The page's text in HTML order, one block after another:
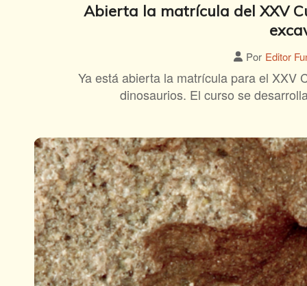
Abierta la matrícula del XXV
Por Editor
Ya está abierta la matrícula para el XXV
dinosaurios. El curso se